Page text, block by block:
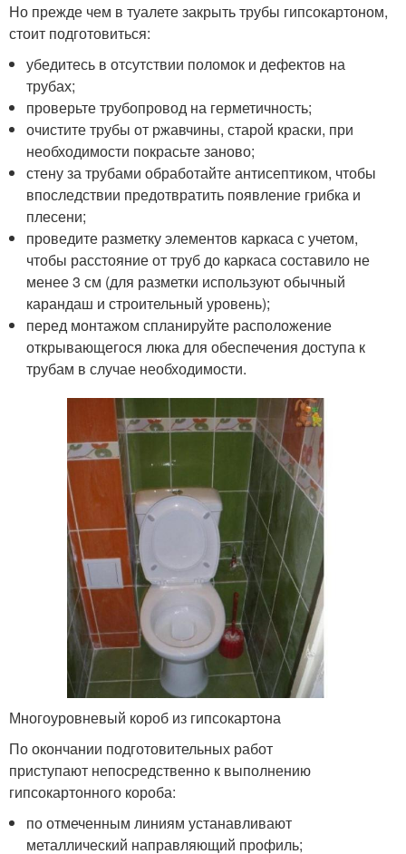
Но прежде чем в туалете закрыть трубы гипсокартоном,
стоит подготовиться:
убедитесь в отсутствии поломок и дефектов на
трубах;
проверьте трубопровод на герметичность;
очистите трубы от ржавчины, старой краски, при
необходимости покрасьте заново;
стену за трубами обработайте антисептиком, чтобы
впоследствии предотвратить появление грибка и
плесени;
проведите разметку элементов каркаса с учетом,
чтобы расстояние от труб до каркаса составило не
менее 3 см (для разметки используют обычный
карандаш и строительный уровень);
перед монтажом спланируйте расположение
открывающегося люка для обеспечения доступа к
трубам в случае необходимости.
Многоуровневый короб из гипсокартона
По окончании подготовительных работ
приступают непосредственно к выполнению
гипсокартонного короба:
по отмеченным линиям устанавливают
металлический направляющий профиль;